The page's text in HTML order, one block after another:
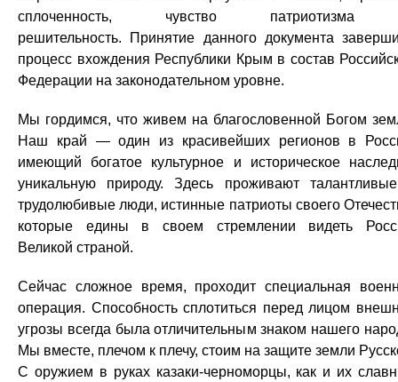
сплоченность, чувство
решительность. Принятие данного документа
процесс вхождения Республики Крым в состав
Федерации на законодательном уровне.
Мы гордимся, что живем на благословенной Богом
Наш край — один из красивейших регионов в
имеющий богатое культурное и историческое
уникальную природу. Здесь проживают
трудолюбивые люди, истинные патриоты своего
которые едины в своем стремлении видеть
Великой страной.
Сейчас сложное время, проходит специальная
операция. Способность сплотиться перед лицом
угрозы всегда была отличительным знаком нашего
Мы вместе, плечом к плечу, стоим на защите земли
С оружием в руках казаки-черноморцы, как и их